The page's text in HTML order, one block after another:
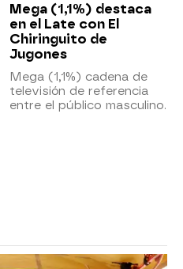
Mega (1,1%) destaca
en el Late con El
Chiringuito de
Jugones
Mega (1,1%) cadena de
televisión de referencia
entre el público masculino.